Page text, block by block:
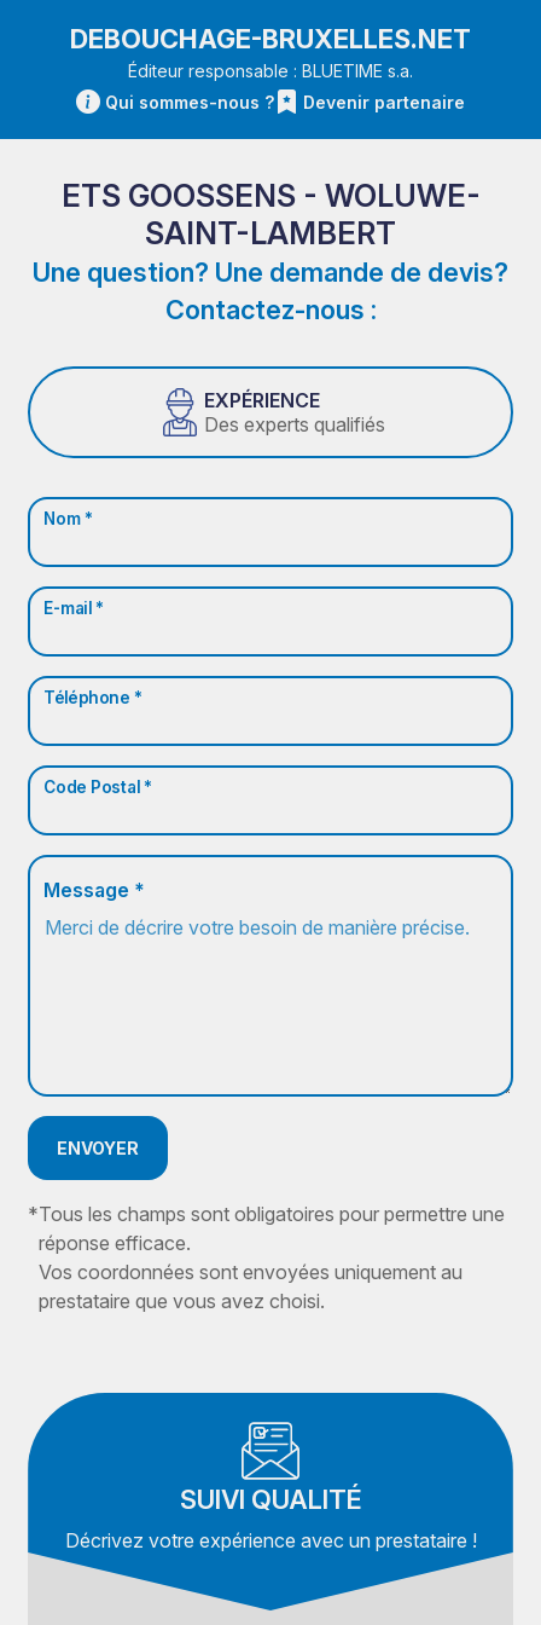
DEBOUCHAGE-BRUXELLES.NET
Éditeur responsable : BLUETIME s.a.
Qui sommes-nous ?
Devenir partenaire
ETS GOOSSENS - WOLUWE-
SAINT-LAMBERT
Une question? Une demande de devis?
Contactez-nous :
EXPÉRIENCE
Des experts qualifiés
Nom *
E-mail *
Téléphone *
Code Postal *
Message *
ENVOYER
*Tous les champs sont obligatoires pour permettre une
réponse efficace.
Vos coordonnées sont envoyées uniquement au
prestataire que vous avez choisi.
SUIVI QUALITÉ
Décrivez votre expérience avec un prestataire !